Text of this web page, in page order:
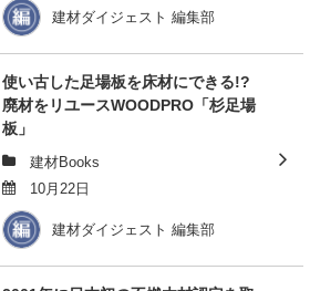
建材ダイジェスト 編集部
使い古した足場板を床材にできる!?
廃材をリユースWOODPRO「杉足場
板」
建材Books
10月22日
建材ダイジェスト 編集部